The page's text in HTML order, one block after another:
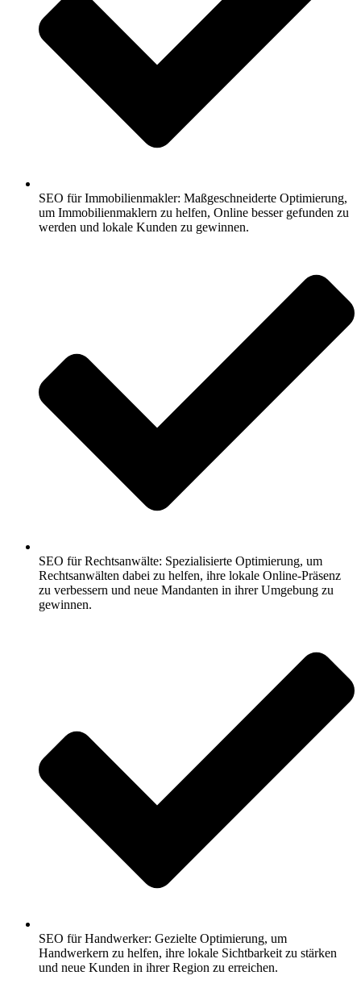
SEO für Immobilienmakler: Maßgeschneiderte Optimierung,
um Immobilienmaklern zu helfen, Online besser gefunden zu
werden und lokale Kunden zu gewinnen.
SEO für Rechtsanwälte: Spezialisierte Optimierung, um
Rechtsanwälten dabei zu helfen, ihre lokale Online-Präsenz
zu verbessern und neue Mandanten in ihrer Umgebung zu
gewinnen.
SEO für Handwerker: Gezielte Optimierung, um
Handwerkern zu helfen, ihre lokale Sichtbarkeit zu stärken
und neue Kunden in ihrer Region zu erreichen.